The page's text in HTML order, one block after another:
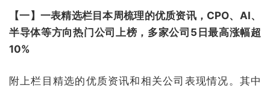
【一】一表精选栏目本周梳理的优质资讯，CPO、AI、
半导体等方向热门公司上榜，多家公司5日最高涨幅超
10%
附上栏目精选的优质资讯和相关公司表现情况。其中